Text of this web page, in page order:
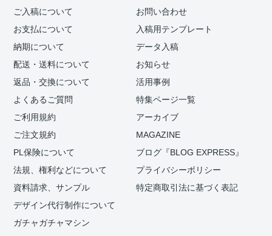
ご入稿について
お支払について
納期について
配送・送料について
返品・交換について
よくあるご質問
ご利用規約
ご注文規約
PL保険について
法規、権利などについて
資料請求、サンプル
デザイン代行制作について
ガチャガチャマシン
お問い合わせ
入稿用テンプレート
データ入稿
お知らせ
活用事例
特集ページ一覧
アーカイブ
MAGAZINE
ブログ『BLOG EXPRESS』
プライバシーポリシー
特定商取引法に基づく表記